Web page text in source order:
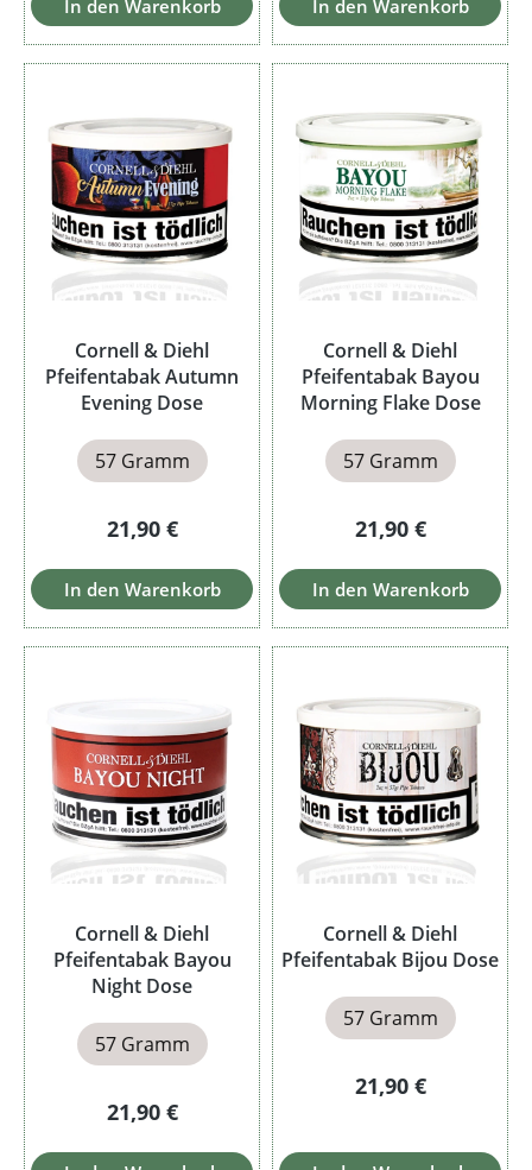
In den Warenkorb In den Warenkorb
Cornell & Diehl
Pfeifentabak Autumn
Evening Dose
57 Gramm
Regulärer Preis:
21,90 €
In den Warenkorb
Cornell & Diehl
Pfeifentabak Bayou
Morning Flake Dose
57 Gramm
Regulärer Preis:
21,90 €
In den Warenkorb
Cornell & Diehl
Pfeifentabak Bayou
Night Dose
57 Gramm
Regulärer Preis:
21,90 €
Cornell & Diehl
Pfeifentabak Bijou Dose
57 Gramm
Regulärer Preis:
21,90 €